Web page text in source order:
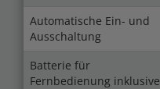
Automatische Ein- und
Ausschaltung
Batterie für
Fernbedienung inklusive